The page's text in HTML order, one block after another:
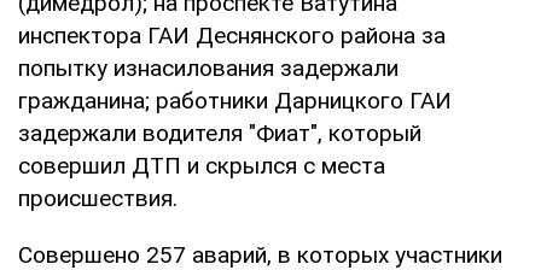
инспектора ГАИ Деснянского района за
попытку изнасилования задержали
гражданина; работники Дарницкого ГАИ
задержали водителя "Фиат", который
совершил ДТП и скрылся с места
происшествия.
Совершено 257 аварий, в которых участники